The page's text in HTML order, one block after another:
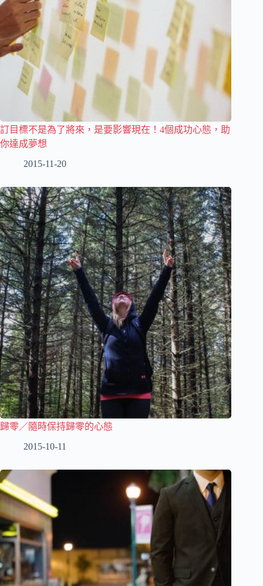
訂目標不是為了將來，是要影響現在！4個成功心態，助
你達成夢想
2015-11-20
歸零／隨時保持歸零的心態
2015-10-11